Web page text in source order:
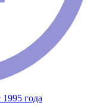
года